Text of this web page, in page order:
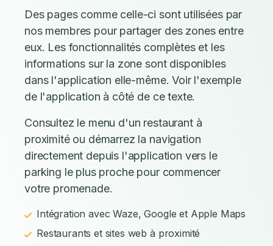
Des pages comme celle-ci sont utilisées par
nos membres pour partager des zones entre
eux. Les fonctionnalités complètes et les
informations sur la zone sont disponibles
dans l'application elle-même. Voir l'exemple
de l'application à côté de ce texte.
Consultez le menu d'un restaurant à
proximité ou démarrez la navigation
directement depuis l'application vers le
parking le plus proche pour commencer
votre promenade.
Intégration avec Waze, Google et Apple Maps
Restaurants et sites web à proximité